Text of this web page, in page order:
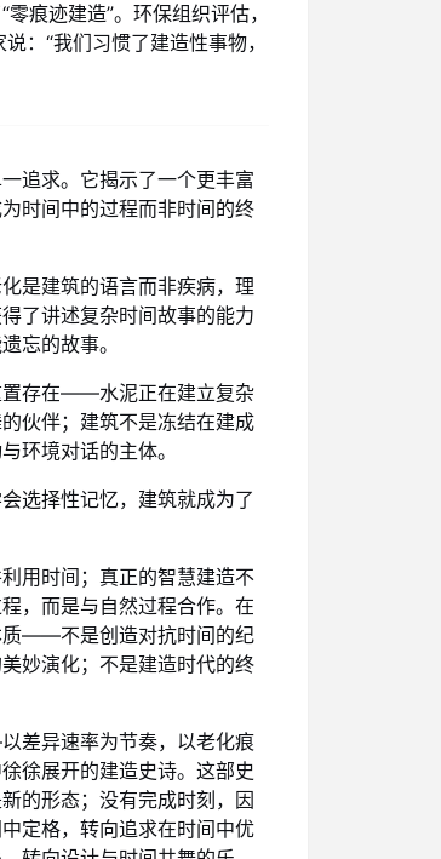
痕迹建造”。环保组织评估，
：“我们习惯了建造性事物，
追求。它揭示了一个更丰富
时间中的过程而非时间的终
是建筑的语言而非疾病，理
了讲述复杂时间故事的能力
忘的故事。
置存在——水泥正在建立复杂
伙伴；建筑不是冻结在建成
环境对话的主体。
选择性记忆，建筑就成为了
用时间；真正的智慧建造不
，而是与自然过程合作。在
质——不是创造对抗时间的纪
妙演化；不是建造时代的终
差异速率为节奏，以老化痕
徐展开的建造史诗。这部史
的形态；没有完成时刻，因
定格，转向追求在时间中优